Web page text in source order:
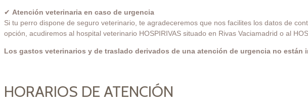
✔ Atención veterinaria en caso de urgencia
Si tu perro dispone de seguro veterinario, te agradeceremos que nos facilites los datos de
opción, acudiremos al hospital veterinario HOSPIRIVAS situado en Rivas Vaciamadrid o al
Los gastos veterinarios y de traslado derivados de una atención de urgencia no están
HORARIOS DE ATENCIÓN